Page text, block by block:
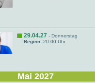
29.04.27 - Donnerstag
Beginn: 20:00 Uhr
Mai 2027